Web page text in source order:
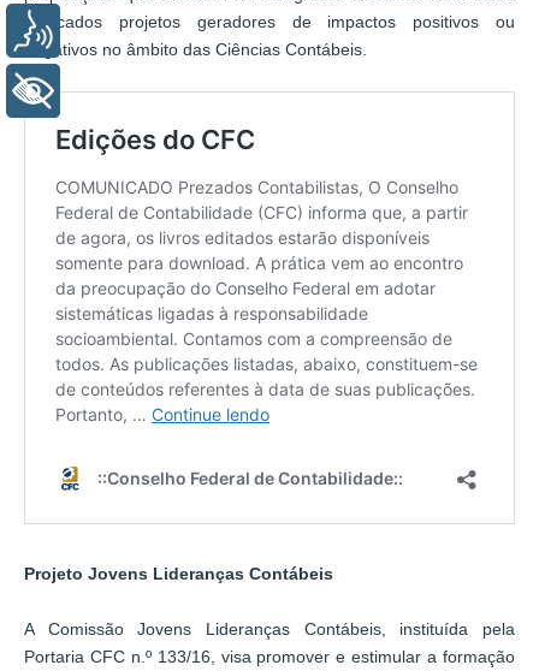
elencados projetos geradores de impactos positivos ou
negativos no âmbito das Ciências Contábeis.
Projeto Jovens Lideranças Contábeis
A Comissão Jovens Lideranças Contábeis, instituída pela
Portaria CFC n.º 133/16, visa promover e estimular a formação
Voz
+ Acessibilidade